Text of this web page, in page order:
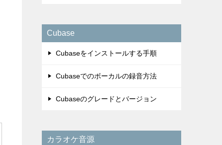
Cubase
Cubaseをインストールする手順
Cubaseでのボーカルの録音方法
Cubaseのグレードとバージョン
カラオケ音源